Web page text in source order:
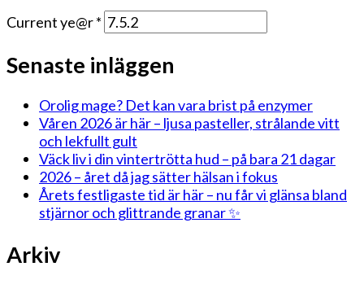
Current ye@r*
Senaste inläggen
Orolig mage? Det kan vara brist på enzymer
Våren 2026 är här – ljusa pasteller, strålande vitt
och lekfullt gult
Väck liv i din vintertrötta hud – på bara 21 dagar
2026 – året då jag sätter hälsan i fokus
Årets festligaste tid är här – nu får vi glänsa bland
stjärnor och glittrande granar ✨
Arkiv